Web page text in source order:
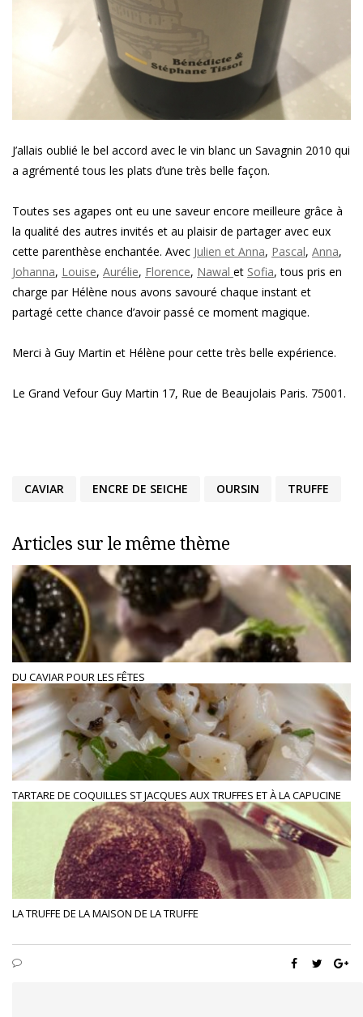
J’allais oublié le bel accord avec le vin blanc un Savagnin 2010 qui
a agrémenté tous les plats d’une très belle façon.
Toutes ses agapes ont eu une saveur encore meilleure grâce à
la qualité des autres invités et au plaisir de partager avec eux
cette parenthèse enchantée. Avec Julien et Anna, Pascal, Anna,
Johanna, Louise, Aurélie, Florence, Nawal et Sofia, tous pris en
charge par Hélène nous avons savouré chaque instant et
partagé cette chance d’avoir passé ce moment magique.
Merci à Guy Martin et Hélène pour cette très belle expérience.
Le Grand Vefour Guy Martin 17, Rue de Beaujolais Paris. 75001.
CAVIAR ENCRE DE SEICHE OURSIN TRUFFE
Articles sur le même thème
DU CAVIAR POUR LES FÊTES
TARTARE DE COQUILLES ST JACQUES AUX TRUFFES ET À LA CAPUCINE
LA TRUFFE DE LA MAISON DE LA TRUFFE